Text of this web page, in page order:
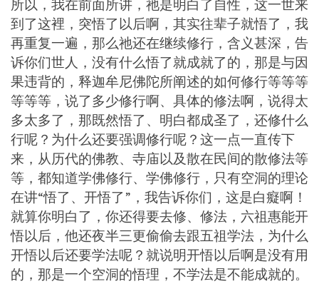
所以，我在前面所讲，祂是明白了自性，这一世来
到了这裡，突悟了以后啊，其实往辈子就悟了，我
再重复一遍，那么祂还在继续修行，含义甚深，告
诉你们世人，没有什么悟了就成就了的，那是与因
果违背的，释迦牟尼佛陀所阐述的如何修行等等等
等等等，说了多少修行啊、具体的修法啊，说得太
多太多了，那既然悟了、明白都成圣了，还修什么
行呢？为什么还要强调修行呢？这一点一直传下
来，从历代的佛教、寺庙以及散在民间的散修法等
等，都知道学佛修行、学佛修行，只有空洞的理论
在讲“悟了、开悟了”，我告诉你们，这是白癡啊！
就算你明白了，你还得要去修、修法，六祖惠能开
悟以后，他还夜半三更偷偷去跟五祖学法，为什么
开悟以后还要学法呢？就说明开悟以后啊是没有用
的，那是一个空洞的悟理，不学法是不能成就的。